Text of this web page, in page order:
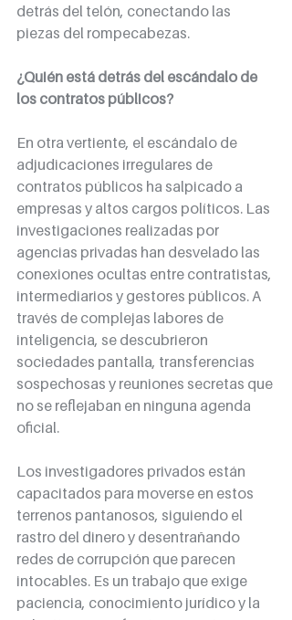
detrás del telón, conectando las
piezas del rompecabezas.
¿Quién está detrás del escándalo de
los contratos públicos?
En otra vertiente, el escándalo de
adjudicaciones irregulares de
contratos públicos ha salpicado a
empresas y altos cargos políticos. Las
investigaciones realizadas por
agencias privadas han desvelado las
conexiones ocultas entre contratistas,
intermediarios y gestores públicos. A
través de complejas labores de
inteligencia, se descubrieron
sociedades pantalla, transferencias
sospechosas y reuniones secretas que
no se reflejaban en ninguna agenda
oficial.
Los investigadores privados están
capacitados para moverse en estos
terrenos pantanosos, siguiendo el
rastro del dinero y desentrañando
redes de corrupción que parecen
intocables. Es un trabajo que exige
paciencia, conocimiento jurídico y la